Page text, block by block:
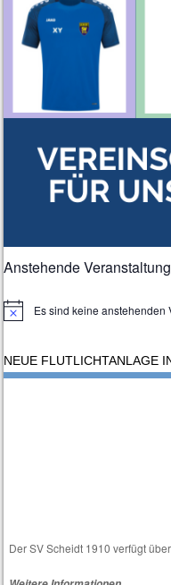
Anstehende
H
w
e
Es sind keine anstehenden
NEUE FLUTLICHTANLAGE
Der SV Scheidt 1910 verfügt